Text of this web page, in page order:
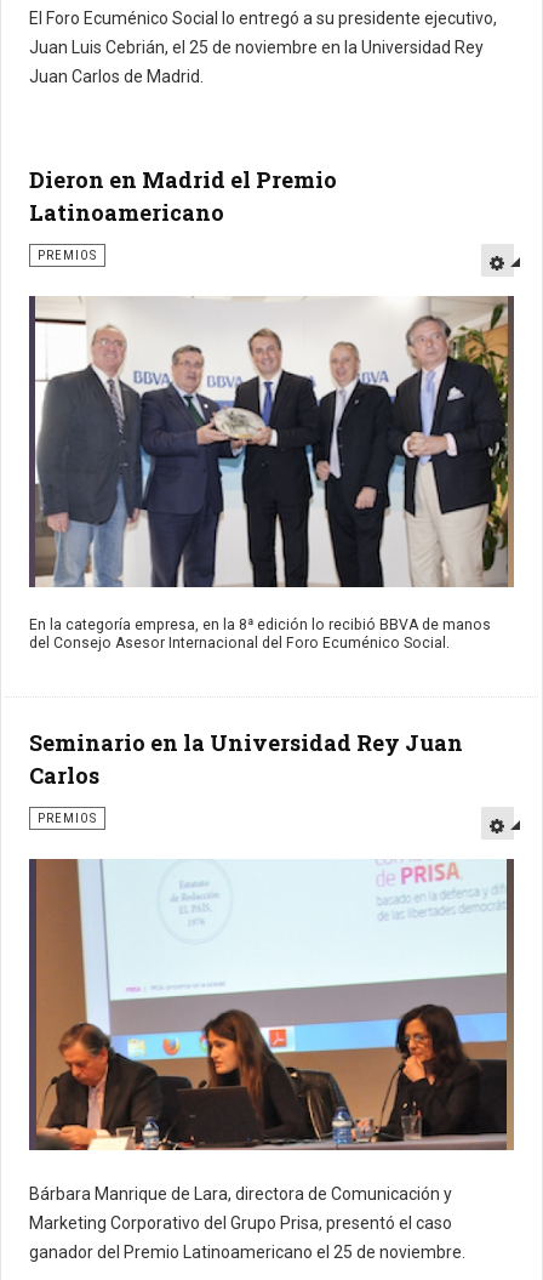
El Foro Ecuménico Social lo entregó a su presidente ejecutivo,
Juan Luis Cebrián, el 25 de noviembre en la Universidad Rey
Juan Carlos de Madrid.
Dieron en Madrid el Premio
Latinoamericano
PREMIOS
En la categoría empresa, en la 8ª edición lo recibió BBVA de manos
del Consejo Asesor Internacional del Foro Ecuménico Social.
Seminario en la Universidad Rey Juan
Carlos
PREMIOS
Bárbara Manrique de Lara, directora de Comunicación y
Marketing Corporativo del Grupo Prisa, presentó el caso
ganador del Premio Latinoamericano el 25 de noviembre.